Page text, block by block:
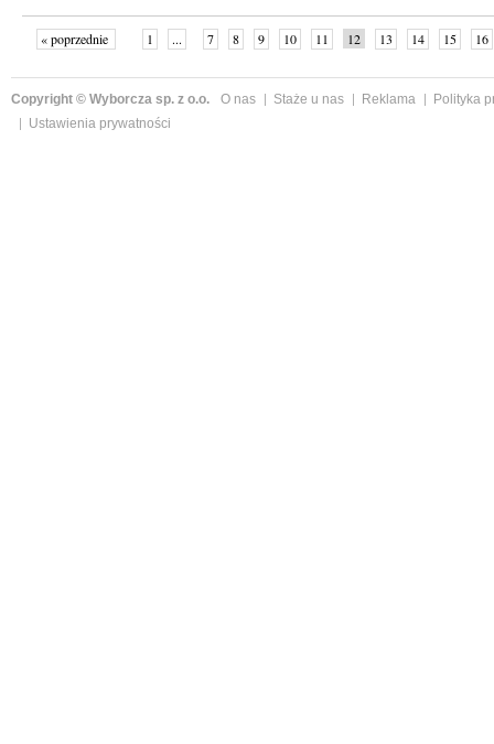
« poprzednie 1 ... 7 8 9 10 11 12 13 14 15 16
Copyright © Wyborcza sp. z o.o. O nas Staże u nas Reklama
Polityka
Ustawienia prywatności